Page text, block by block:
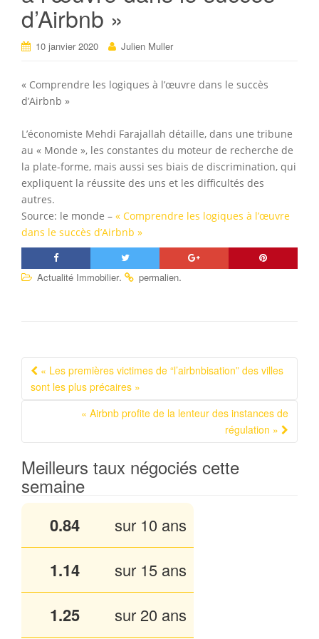
d’Airbnb »
10 janvier 2020 Julien Muller
« Comprendre les logiques à l’œuvre dans le succès
d’Airbnb »
L’économiste Mehdi Farajallah détaille, dans une tribune
au « Monde », les constantes du moteur de recherche de
la plate-forme, mais aussi ses biais de discrimination, qui
expliquent la réussite des uns et les difficultés des
autres.
Source: le monde – « Comprendre les logiques à l’œuvre
dans le succès d’Airbnb »
Actualité Immobilier. permalien.
Navigation Article
« Les premières victimes de “l’airbnbisation” des villes
sont les plus précaires »
« Airbnb profite de la lenteur des instances de
régulation »
Meilleurs taux négociés cette
semaine
0.84 sur 10 ans
1.14 sur 15 ans
1.25 sur 20 ans